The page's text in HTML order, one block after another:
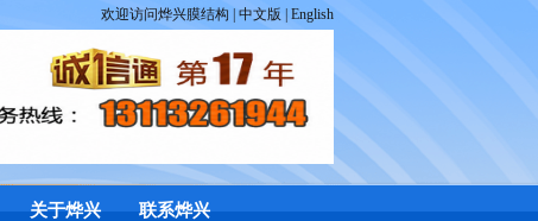
欢迎访问烨兴膜结构 中文版 English
关于烨兴 联系烨兴